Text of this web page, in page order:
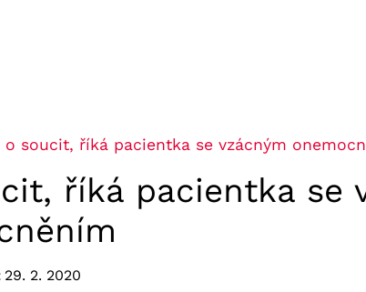
o soucit, říká pacientka se vzácným
říká pacientka se
29. 2. 2020